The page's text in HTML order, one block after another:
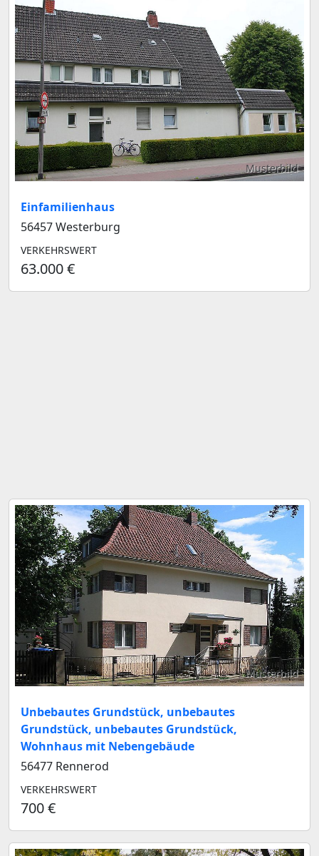
Musterbild
Einfamilienhaus
56457 Westerburg
VERKEHRSWERT
63.000 €
Musterbild
Unbebautes Grundstück, unbebautes
Grundstück, unbebautes Grundstück,
Wohnhaus mit Nebengebäude
56477 Rennerod
VERKEHRSWERT
700 €